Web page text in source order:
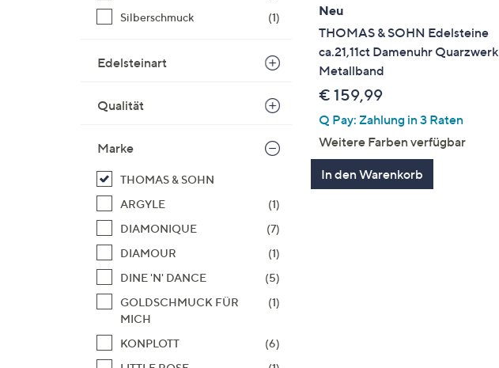
Silberschmuck
(1)
Edelsteinart
Qualität
Marke
THOMAS & SOHN
ARGYLE
(1)
DIAMONIQUE
(7)
DIAMOUR
(1)
DINE 'N' DANCE
(5)
GOLDSCHMUCK FÜR
MICH
(1)
KONPLOTT
(6)
Neu
THOMAS & SOHN Edelsteine
ca.21,11ct Damenuhr Quarzwerk
Metallband
€ 159,99
Q Pay: Zahlung in 3 Raten
Weitere Farben verfügbar
In den Warenkorb